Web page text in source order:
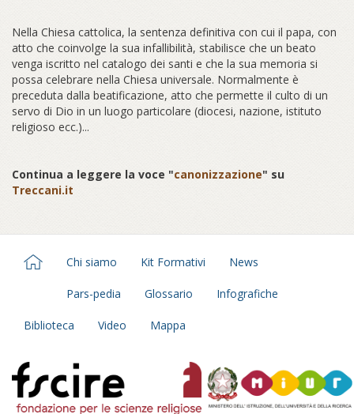
Nella Chiesa cattolica, la sentenza definitiva con cui il papa, con
atto che coinvolge la sua infallibilità, stabilisce che un beato
venga iscritto nel catalogo dei santi e che la sua memoria si
possa celebrare nella Chiesa universale. Normalmente è
preceduta dalla beatificazione, atto che permette il culto di un
servo di Dio in un luogo particolare (diocesi, nazione, istituto
religioso ecc.)...
Continua a leggere la voce "canonizzazione" su
Treccani.it
Chi siamo Kit Formativi News
Pars-pedia Glossario Infografiche
Biblioteca Video Mappa